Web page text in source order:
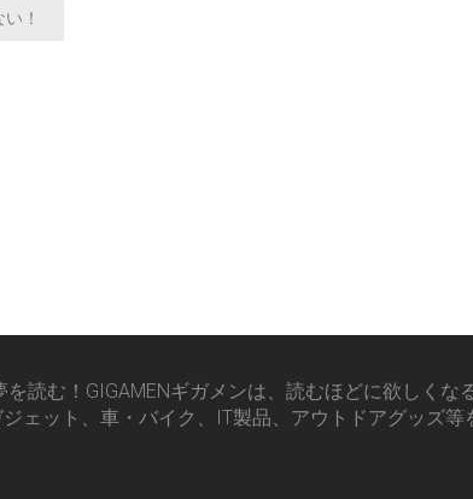
！
を読む！GIGAMENギガメンは、読むほどに欲しくなる
ェット、車・バイク、IT製品、アウトドアグッズ等